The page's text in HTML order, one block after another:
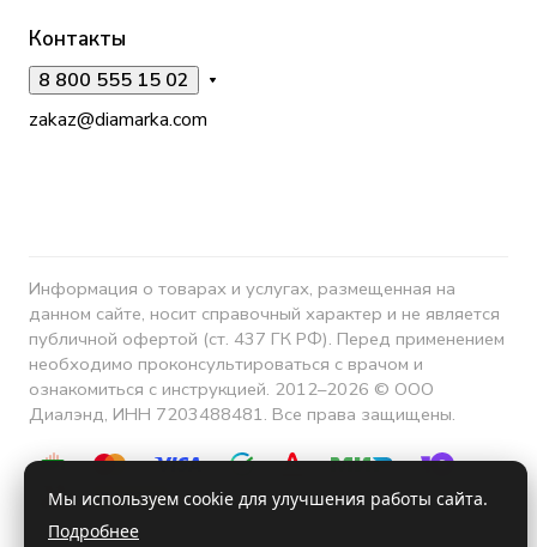
Контакты
8 800 555 15 02
zakaz@diamarka.com
Информация о товарах и услугах, размещенная на
данном сайте, носит справочный характер и не является
публичной офертой (ст. 437 ГК РФ). Перед применением
необходимо проконсультироваться с врачом и
ознакомиться с инструкцией. 2012–2026 © ООО
Диалэнд, ИНН 7203488481. Все права защищены.
Конфиденциальность
Мы используем cookie для улучшения работы сайта.
Подробнее